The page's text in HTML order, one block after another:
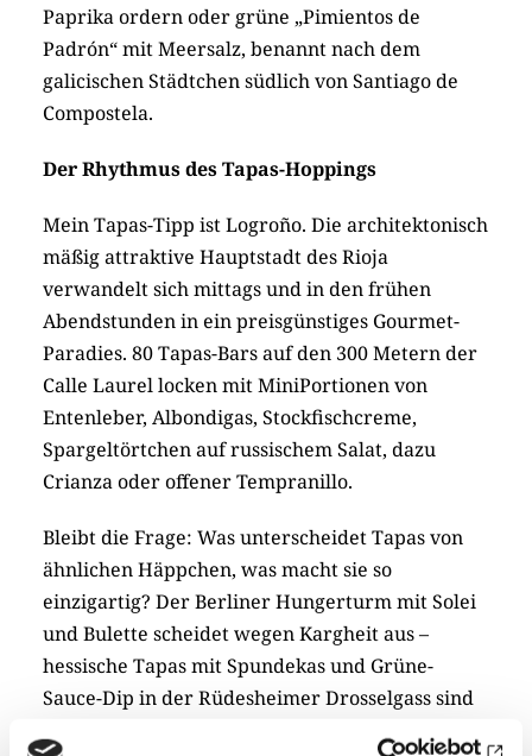
Paprika ordern oder grüne „Pimientos de
Padrón“ mit Meersalz, benannt nach dem
galicischen Städtchen südlich von Santiago de
Compostela.
Der Rhythmus des Tapas-Hoppings
Mein Tapas-Tipp ist Logroño. Die architektonisch
mäßig attraktive Hauptstadt des Rioja
verwandelt sich mittags und in den frühen
Abendstunden in ein preisgünstiges Gourmet-
Paradies. 80 Tapas-Bars auf den 300 Metern der
Calle Laurel locken mit MiniPortionen von
Entenleber, Albondigas, Stockfischcreme,
Spargeltörtchen auf russischem Salat, dazu
Crianza oder offener Tempranillo.
Bleibt die Frage: Was unterscheidet Tapas von
ähnlichen Häppchen, was macht sie so
einzigartig? Der Berliner Hungerturm mit Solei
und Bulette scheidet wegen Kargheit aus –
hessische Tapas mit Spundekas und Grüne-
Sauce-Dip in der Rüdesheimer Drosselgass sind